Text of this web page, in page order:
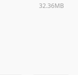
32.36MB